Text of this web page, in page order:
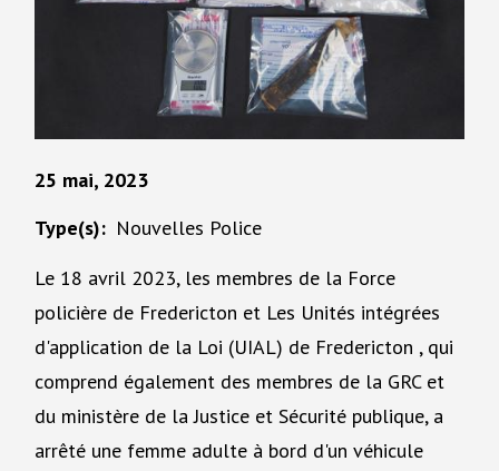
25 mai, 2023
Type(s)
Nouvelles Police
Le 18 avril 2023, les membres de la Force
policière de Fredericton et Les Unités intégrées
d'application de la Loi (UIAL) de Fredericton , qui
comprend également des membres de la GRC et
du ministère de la Justice et Sécurité publique, a
arrêté une femme adulte à bord d'un véhicule